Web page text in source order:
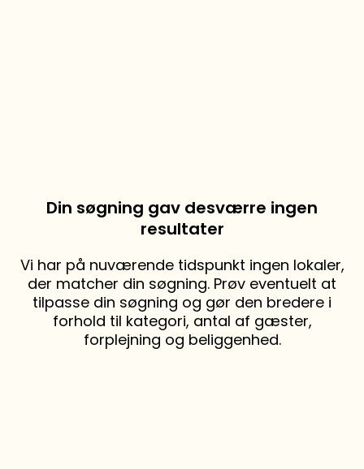
Din søgning gav desværre ingen
resultater
Vi har på nuværende tidspunkt ingen lokaler,
der matcher din søgning. Prøv eventuelt at
tilpasse din søgning og gør den bredere i
forhold til kategori, antal af gæster,
forplejning og beliggenhed.